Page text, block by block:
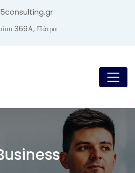
εργαλείων
369Α, Πάτρα